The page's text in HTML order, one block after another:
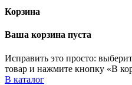
Корзина
Ваша корзина пуста
Исправить это просто:
товар и нажмите кнопку «В
В каталог